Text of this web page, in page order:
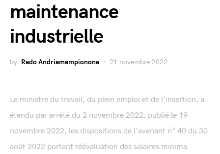
maintenance
industrielle
by Rado Andriamampionona 21 novembre 2022
Le ministre du travail, du plein emploi et de l’insertion, a
étendu par arrêté du 2 novembre 2022, publié le 19
novembre 2022, les dispositions de l'avenant n° 40 du 30
août 2022 portant réévaluation des salaires minima